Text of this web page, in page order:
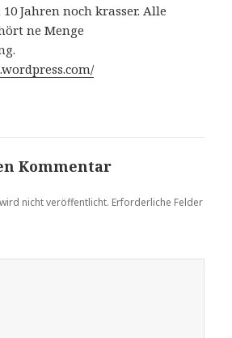
Jahren noch krasser. Alle
ne Menge
Kommentar
nicht veröffentlicht. Erforderliche Felder